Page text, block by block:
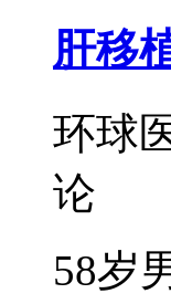
肝移
环球
论
58岁